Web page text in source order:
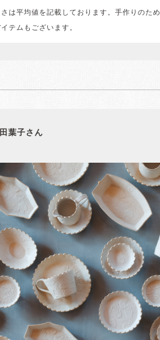
は平均値を記載しております。手作りのため
テムもございます。
葉子さん